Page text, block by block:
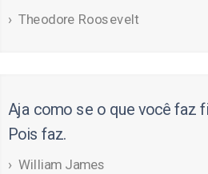
Theodore Roosevelt
Aja como se o que você faz
Pois faz.
William James